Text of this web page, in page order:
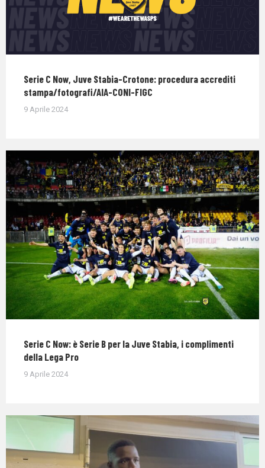
Serie C Now, Juve Stabia-Crotone: procedura accrediti
stampa/fotografi/AIA-CONI-FIGC
9 Aprile 2024
Serie C Now: è Serie B per la Juve Stabia, i complimenti
della Lega Pro
9 Aprile 2024